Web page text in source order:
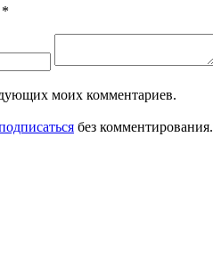
*
моих комментариев.
без комментирования.